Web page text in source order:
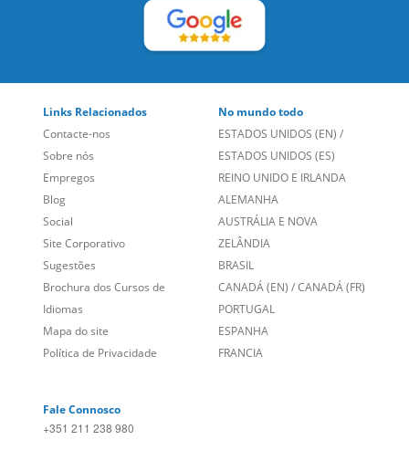
Links Relacionados
Contacte-nos
Sobre nós
Empregos
Blog
Social
Site Corporativo
Sugestões
Brochura dos Cursos de
Idiomas
Mapa do site
Política de Privacidade
No mundo todo
ESTADOS UNIDOS (EN) /
ESTADOS UNIDOS (ES)
REINO UNIDO E IRLANDA
ALEMANHA
AUSTRÁLIA E NOVA
ZELÂNDIA
BRASIL
CANADÁ (EN) /CANADÁ (FR)
PORTUGAL
ESPANHA
FRANCIA
Fale Connosco
+351 211 238 980